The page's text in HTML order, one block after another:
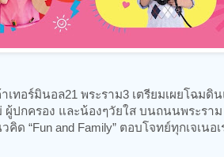
เทอร์มินอล21 พระราม3 เตรียมเผยโฉ
ปกครอง และน้องๆวัยใส บนถนนพระรา
คิด “Fun and Family” ตอบโจทย์ทุกเจเ